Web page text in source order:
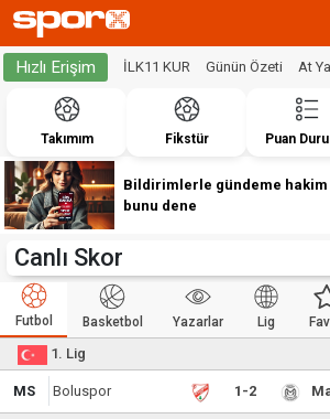
Hızlı Erişim İLK11 KUR Günün Özeti At
Takımım Fikstür Puan
Bildirimlerle gündeme
bunu dene
Canlı Skor
Futbol Basketbol Yazarlar Lig
1. Lig
MS Boluspor 1-2